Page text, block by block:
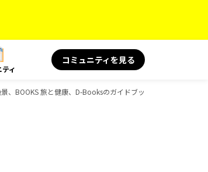
ィ
コミュニティを見る
BOOKS 旅と健康、D-Booksのガイドブック一覧